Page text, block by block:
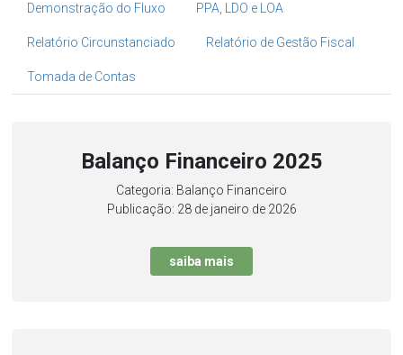
Demonstração do Fluxo PPA, LDO e LOA
Relatório Circunstanciado Relatório de Gestão Fiscal
Tomada de Contas
Balanço Financeiro 2025
Categoria: Balanço Financeiro
Publicação: 28 de janeiro de 2026
saiba mais